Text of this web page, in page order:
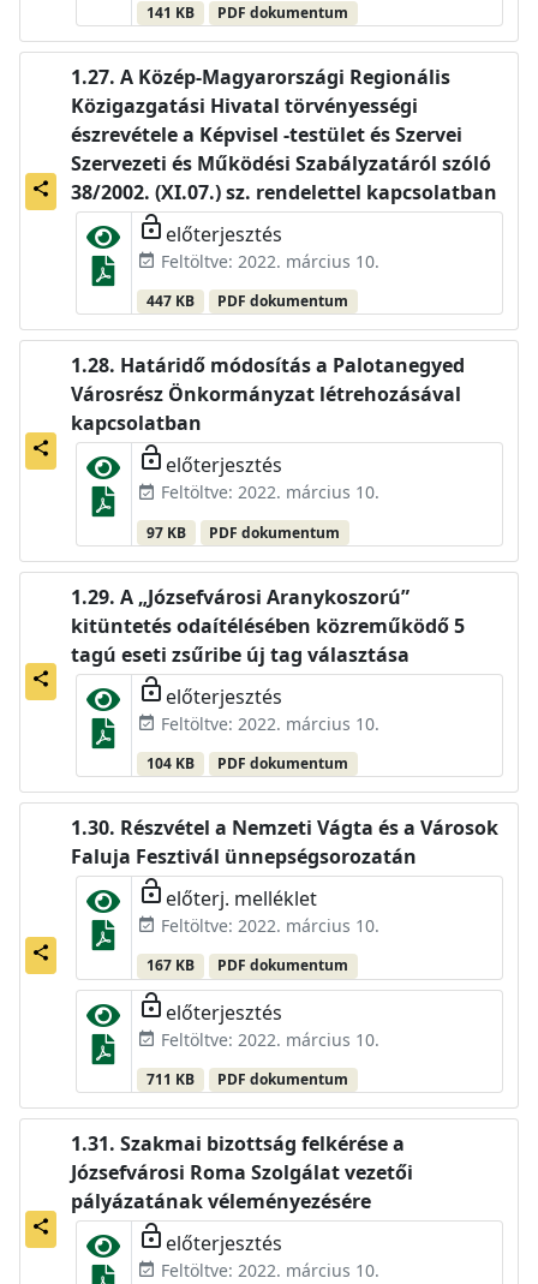
141 KB PDF dokumentum
share
A Közép-Magyarországi Regionális
Közigazgatási Hivatal törvényességi
észrevétele a Képvisel -testület és Szervei
Szervezeti és Működési Szabályzatáról szóló
38/2002. (XI.07.) sz. rendelettel kapcsolatban
lock_open előterjesztés
event_available Feltöltve: 2022. március 10.
447 KB PDF dokumentum
share
Határidő módosítás a Palotanegyed
Városrész Önkormányzat létrehozásával
kapcsolatban
lock_open előterjesztés
event_available Feltöltve: 2022. március 10.
97 KB PDF dokumentum
share
A „Józsefvárosi Aranykoszorú”
kitüntetés odaítélésében közreműködő 5
tagú eseti zsűribe új tag választása
lock_open előterjesztés
event_available Feltöltve: 2022. március 10.
104 KB PDF dokumentum
share
Részvétel a Nemzeti Vágta és a Városok
Faluja Fesztivál ünnepségsorozatán
lock_open előterj. melléklet
event_available Feltöltve: 2022. március 10.
167 KB PDF dokumentum
lock_open előterjesztés
event_available Feltöltve: 2022. március 10.
711 KB PDF dokumentum
share
Szakmai bizottság felkérése a
Józsefvárosi Roma Szolgálat vezetői
pályázatának véleményezésére
lock_open előterjesztés
event_available Feltöltve: 2022. március 10.